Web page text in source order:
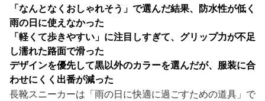
「なんとなくおしゃれそう」で選んだ結果、防水性が低く
雨の日に使えなかった
「軽くて歩きやすい」に注目しすぎて、グリップ力が不足
し濡れた路面で滑った
デザインを優先して黒以外のカラーを選んだが、服装に合
わせにくく出番が減った
長靴スニーカーは「雨の日に快適に過ごすための道具」で